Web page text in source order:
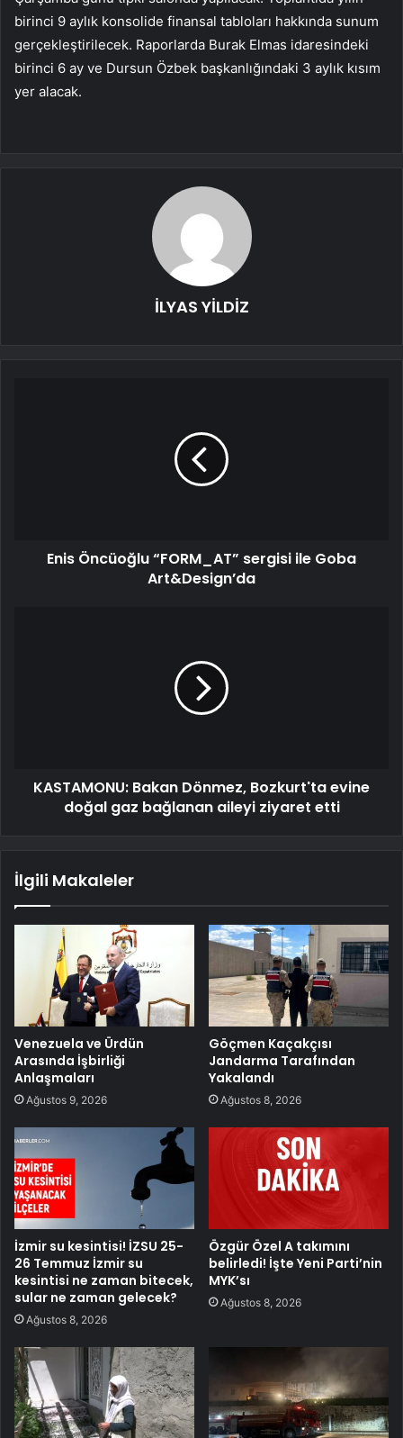
birinci 9 aylık konsolide finansal tabloları hakkında sunum
gerçekleştirilecek. Raporlarda Burak Elmas idaresindeki
birinci 6 ay ve Dursun Özbek başkanlığındaki 3 aylık kısım
yer alacak.
İLYAS YİLDİZ
Enis Öncüoğlu “FORM_AT” sergisi ile Goba
Art&Design’da
KASTAMONU: Bakan Dönmez, Bozkurt'ta evine
doğal gaz bağlanan aileyi ziyaret etti
İlgili Makaleler
Venezuela ve Ürdün
Arasında İşbirliği
Anlaşmaları
Ağustos 9, 2026
Göçmen Kaçakçısı
Jandarma Tarafından
Yakalandı
Ağustos 8, 2026
İzmir su kesintisi! İZSU 25-
26 Temmuz İzmir su
kesintisi ne zaman bitecek,
sular ne zaman gelecek?
Ağustos 8, 2026
Özgür Özel A takımını
belirledi! İşte Yeni Parti’nin
MYK’sı
Ağustos 8, 2026